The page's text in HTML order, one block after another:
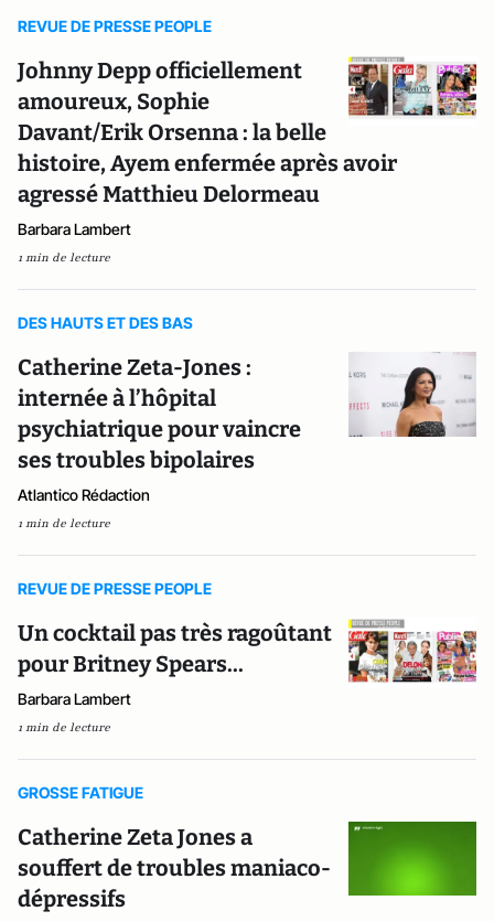
REVUE DE PRESSE PEOPLE
Johnny Depp officiellement
amoureux, Sophie
Davant/Erik Orsenna : la belle
histoire, Ayem enfermée après avoir
agressé Matthieu Delormeau
Barbara Lambert
1 min de lecture
DES HAUTS ET DES BAS
Catherine Zeta-Jones :
internée à l’hôpital
psychiatrique pour vaincre
ses troubles bipolaires
Atlantico Rédaction
1 min de lecture
REVUE DE PRESSE PEOPLE
Un cocktail pas très ragoûtant
pour Britney Spears...
Barbara Lambert
1 min de lecture
GROSSE FATIGUE
Catherine Zeta Jones a
souffert de troubles maniaco-
dépressifs